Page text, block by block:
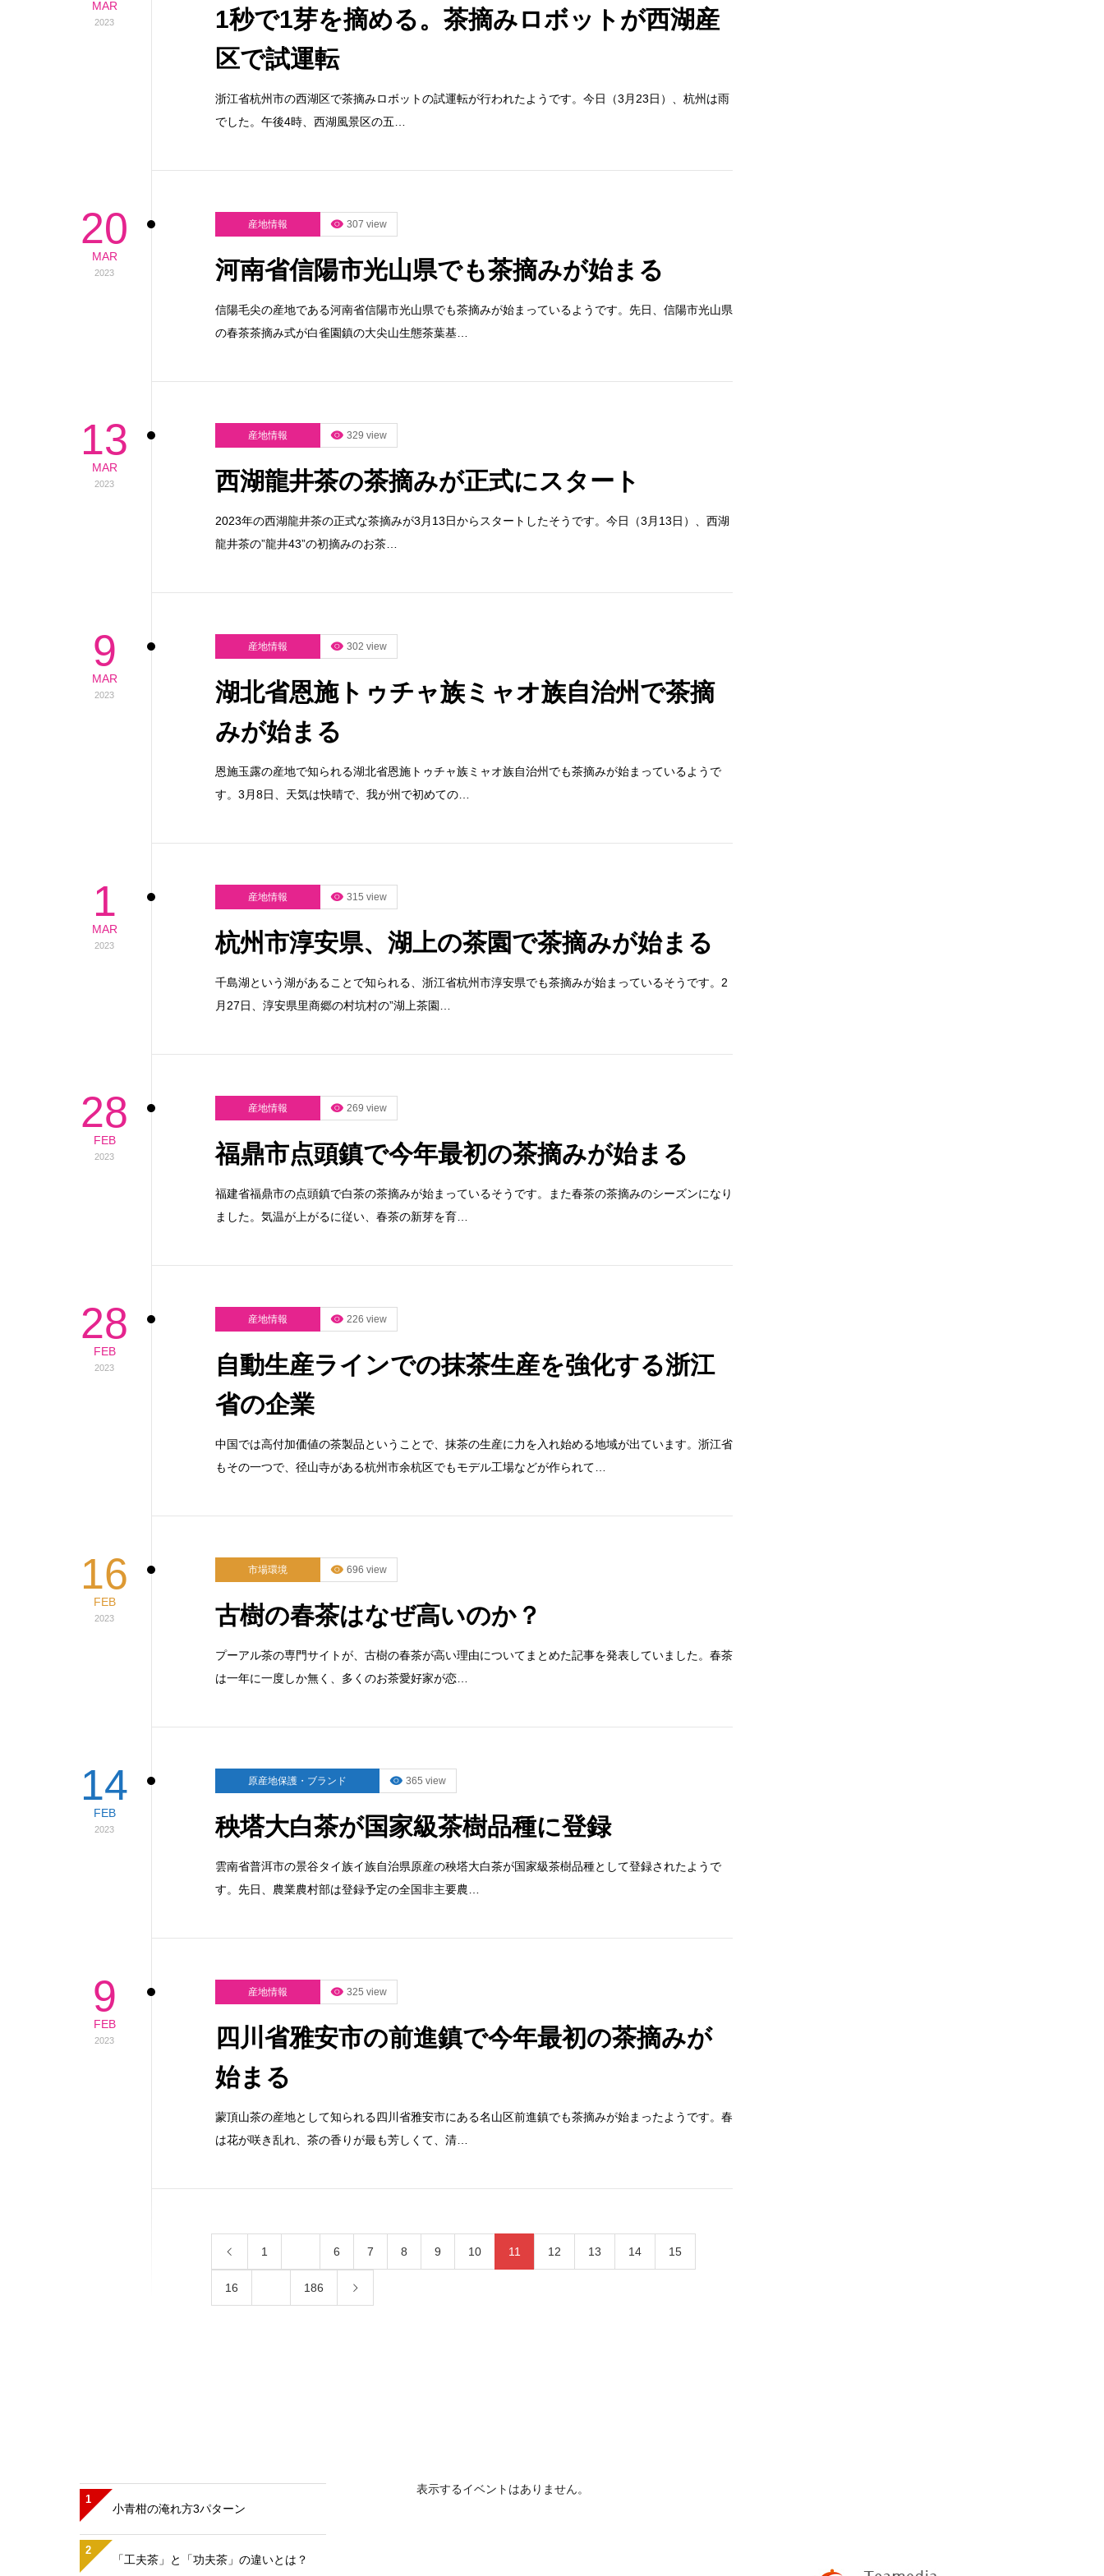
MAR
2023
1秒で1芽を摘める。茶摘みロボットが西湖産
区で試運転
浙江省杭州市の西湖区で茶摘みロボットの試運転が行われたようです。今日（3月23日）、杭州は雨
でした。午後4時、西湖風景区の五…
20
MAR
2023
産地情報 307 view
河南省信陽市光山県でも茶摘みが始まる
信陽毛尖の産地である河南省信陽市光山県でも茶摘みが始まっているようです。先日、信陽市光山県
の春茶茶摘み式が白雀園鎮の大尖山生態茶葉基…
13
MAR
2023
産地情報 329 view
西湖龍井茶の茶摘みが正式にスタート
2023年の西湖龍井茶の正式な茶摘みが3月13日からスタートしたそうです。今日（3月13日）、西湖
龍井茶の”龍井43”の初摘みのお茶…
9
MAR
2023
産地情報 302 view
湖北省恩施トゥチャ族ミャオ族自治州で茶摘
みが始まる
恩施玉露の産地で知られる湖北省恩施トゥチャ族ミャオ族自治州でも茶摘みが始まっているようで
す。3月8日、天気は快晴で、我が州で初めての…
1
MAR
2023
産地情報 315 view
杭州市淳安県、湖上の茶園で茶摘みが始まる
千島湖という湖があることで知られる、浙江省杭州市淳安県でも茶摘みが始まっているそうです。2
月27日、淳安県里商郷の村坑村の”湖上茶園…
28
FEB
2023
産地情報 269 view
福鼎市点頭鎮で今年最初の茶摘みが始まる
福建省福鼎市の点頭鎮で白茶の茶摘みが始まっているそうです。また春茶の茶摘みのシーズンになり
ました。気温が上がるに従い、春茶の新芽を育…
28
FEB
2023
産地情報 226 view
自動生産ラインでの抹茶生産を強化する浙江
省の企業
中国では高付加価値の茶製品ということで、抹茶の生産に力を入れ始める地域が出ています。浙江省
もその一つで、径山寺がある杭州市余杭区でもモデル工場などが作られて…
16
FEB
2023
市場環境 696 view
古樹の春茶はなぜ高いのか？
プーアル茶の専門サイトが、古樹の春茶が高い理由についてまとめた記事を発表していました。春茶
は一年に一度しか無く、多くのお茶愛好家が恋…
14
FEB
2023
原産地保護・ブランド 365 view
秧塔大白茶が国家級茶樹品種に登録
雲南省普洱市の景谷タイ族イ族自治県原産の秧塔大白茶が国家級茶樹品種として登録されたようで
す。先日、農業農村部は登録予定の全国非主要農…
9
FEB
2023
産地情報 325 view
四川省雅安市の前進鎮で今年最初の茶摘みが
始まる
蒙頂山茶の産地として知られる四川省雅安市にある名山区前進鎮でも茶摘みが始まったようです。春
は花が咲き乱れ、茶の香りが最も芳しくて、清…
1 6 7 8 9 10 11 12 13 14 15
16 186
1
小青柑の淹れ方3パターン
2
「工夫茶」と「功夫茶」の違いとは？
表示するイベントはありません。